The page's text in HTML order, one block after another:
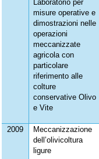
Laboratorio per
misure operative e
dimostrazioni nelle
operazioni
meccanizzate
agricola con
particolare
riferimento alle
colture
conservative Olivo
e Vite
2009
Meccanizzazione
dell’olivicoltura
ligure